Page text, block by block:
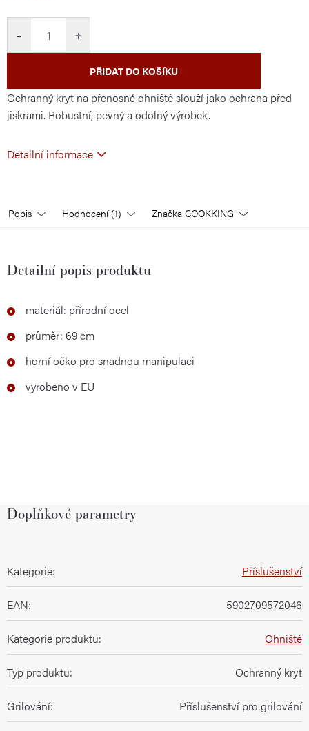
+
−
PŘIDAT DO KOŠÍKU
Ochranný kryt na přenosné ohniště slouží jako ochrana před
jiskrami. Robustní, pevný a odolný výrobek.
Detailní informace
Popis Hodnocení (1) Značka COOKKING
Detailní popis produktu
materiál: přírodní ocel
průměr: 69 cm
horní očko pro snadnou manipulaci
vyrobeno v EU
Doplňkové parametry
Kategorie: Příslušenství
EAN: 5902709572046
Kategorie produktu: Ohniště
Typ produktu: Ochranný kryt
Grilování: Příslušenství pro grilování